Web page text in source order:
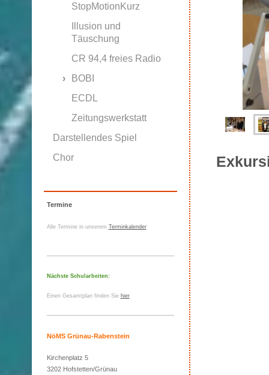
StopMotionKurz
Illusion und
Täuschung
CR 94,4 freies Radio
BOBI
ECDL
Zeitungswerkstatt
Darstellendes Spiel
Chor
Termine
Alle Termine in unserem Terminkalender
Nächste Schularbeiten:
Einen Gesamtplan finden Sie hier
NöMS Grünau-Rabenstein
Kirchenplatz 5
3202 Hofstetten/Grünau